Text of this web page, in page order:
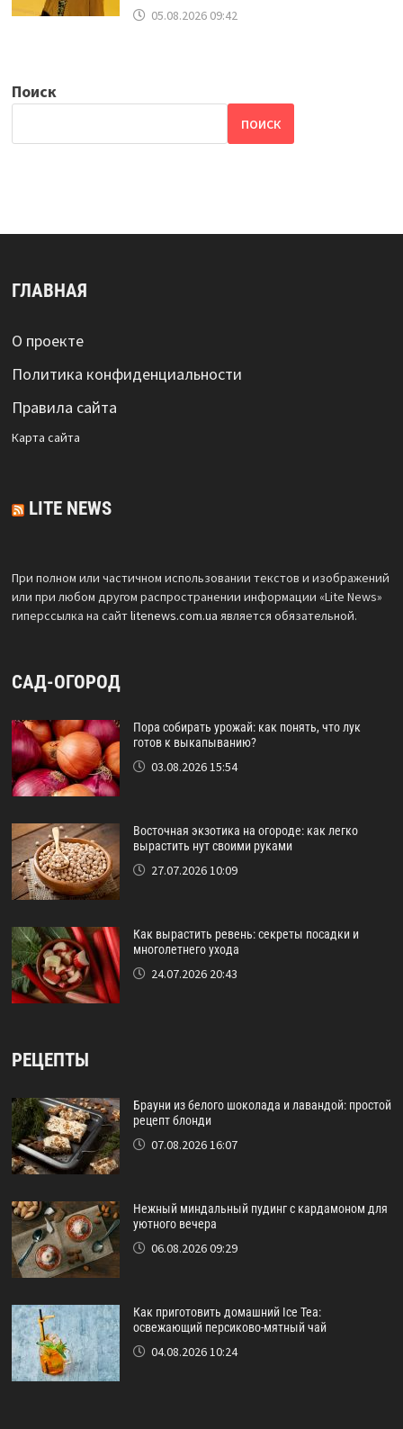
05.08.2026 09:42
Поиск
ПОИСК
ГЛАВНАЯ
О проекте
Политика конфиденциальности
Правила сайта
Карта сайта
LITE NEWS
При полном или частичном использовании текстов и изображений
или при любом другом распространении информации «Lite News»
гиперссылка на сайтlitenews.com.ua является обязательной.
САД-ОГОРОД
Пора собирать урожай: как понять, что лук
готов к выкапыванию?
03.08.2026 15:54
Восточная экзотика на огороде: как легко
вырастить нут своими руками
27.07.2026 10:09
Как вырастить ревень: секреты посадки и
многолетнего ухода
24.07.2026 20:43
РЕЦЕПТЫ
Брауни из белого шоколада и лавандой: простой
рецепт блонди
07.08.2026 16:07
Нежный миндальный пудинг с кардамоном для
уютного вечера
06.08.2026 09:29
Как приготовить домашний Ice Tea:
освежающий персиково-мятный чай
04.08.2026 10:24